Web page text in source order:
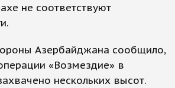
не соответствуют
Азербайджана сообщило,
«Возмездие» в
нескольких высот.